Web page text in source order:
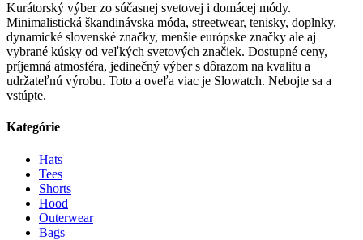
Kurátorský výber zo súčasnej svetovej i domácej módy.
Minimalistická škandinávska móda, streetwear, tenisky, doplnky,
dynamické slovenské značky, menšie európske značky ale aj
vybrané kúsky od veľkých svetových značiek. Dostupné ceny,
príjemná atmosféra, jedinečný výber s dôrazom na kvalitu a
udržateľnú výrobu. Toto a oveľa viac je Slowatch. Nebojte sa a
vstúpte.
Kategórie
Hats
Tees
Shorts
Hood
Outerwear
Bags